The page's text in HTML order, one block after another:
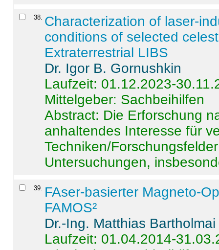
38. Characterization of laser-
conditions of selected
Extraterrestrial LIBS
Dr. Igor B. Gornushkin
Laufzeit: 01.12.2023-
Mittelgeber: Sachbeihilfen
Abstract: Die Erforschung
anhaltendes Interesse für
Techniken/
Untersuchungen,
39. FAser-basierter Magneto-
FAMOS²
Dr.-Ing. Matthias Bartholmai
Laufzeit: 01.04.2014-